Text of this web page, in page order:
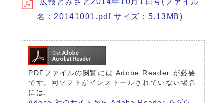
広報とみさと2014年10月1日号(ファイル
名：20141001.pdf サイズ：5.13MB)
PDFファイルの閲覧には Adobe Reader が必要
です。同ソフトがインストールされていない場合
には、